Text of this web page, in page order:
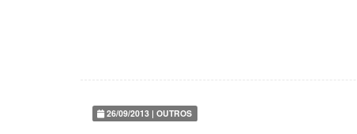
26/09/2013 | OUTROS